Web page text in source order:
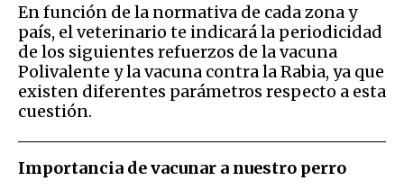
En función de la normativa de cada zona y
país, el veterinario te indicará la periodicidad
de los siguientes refuerzos de la vacuna
Polivalente y la vacuna contra la Rabia, ya que
existen diferentes parámetros respecto a esta
cuestión.
Importancia de vacunar a nuestro perro